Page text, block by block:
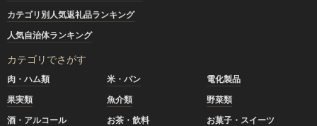
カテゴリ別人気返礼品ランキング
人気自治体ランキング
カテゴリでさがす
肉・ハム類 米・パン
電化製品
果実類
魚介類
野菜類
酒・アルコール
お茶・飲料
お菓子・スイーツ